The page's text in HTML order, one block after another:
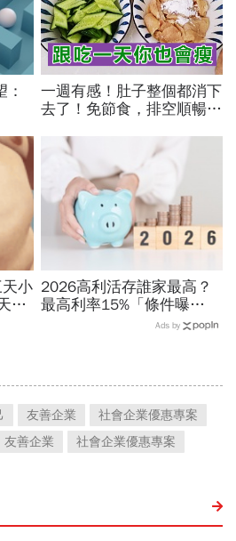
一週有感！肚子整個都消下
去了！免節食，排空順暢就
小
變
2026高利活存誰家最高？
最高利率15%「條件曝
光」！台新、北富銀、華
Ads by
友善企業
社會企業優惠專案
友善企業 社會企業優惠專案